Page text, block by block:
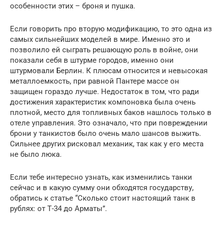
особенности этих – броня и пушка.
Если говорить про вторую модификацию, то это одна из
самых сильнейших моделей в мире. Именно это и
позволило ей сыграть решающую роль в войне, они
показали себя в штурме городов, именно они
штурмовали Берлин. К плюсам относится и невысокая
металлоемкость, при равной Пантере массе он
защищен гораздо лучше. Недостаток в том, что ради
достижения характеристик компоновка была очень
плотной, место для топливных баков нашлось только в
отеле управления. Это означало, что при повреждении
брони у танкистов было очень мало шансов выжить.
Сильнее других рисковал механик, так как у его места
не было люка.
Если тебе интересно узнать, как изменились танки
сейчас и в какую сумму они обходятся государству,
обратись к статье “Сколько стоит настоящий танк в
рублях: от Т-34 до Арматы”.